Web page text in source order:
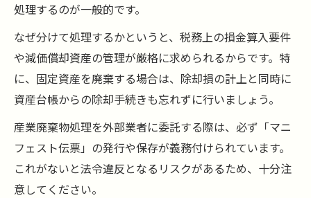
処理するのが一般的です。
なぜ分けて処理するかというと、税務上の損金算入要件
や減価償却資産の管理が厳格に求められるからです。特
に、固定資産を廃棄する場合は、除却損の計上と同時に
資産台帳からの除却手続きも忘れずに行いましょう。
産業廃棄物処理を外部業者に委託する際は、必ず「マニ
フェスト伝票」の発行や保存が義務付けられています。
これがないと法令違反となるリスクがあるため、十分注
意してください。